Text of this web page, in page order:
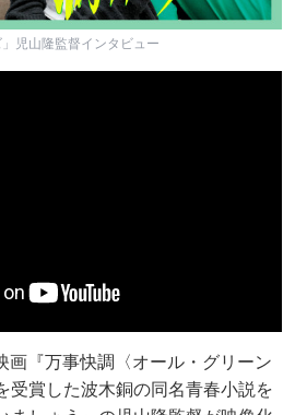
児山隆監督インタビュー
画『万事快調〈オール・グリーン
受賞した波木銅の同名青春小説を